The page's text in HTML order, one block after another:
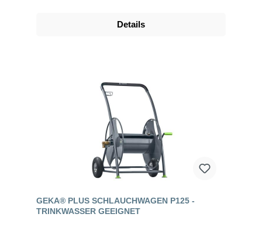
Details
GEKA® PLUS SCHLAUCHWAGEN P125 -
TRINKWASSER GEEIGNET